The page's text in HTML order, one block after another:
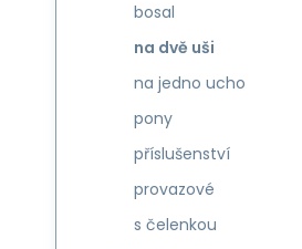
bosal
na dvě uši
na jedno ucho
pony
příslušenství
provazové
s čelenkou